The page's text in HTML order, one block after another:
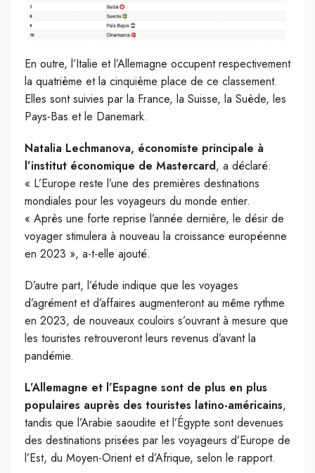
En outre, l’Italie et l’Allemagne occupent respectivement
la quatrième et la cinquième place de ce classement.
Elles sont suivies par la France, la Suisse, la Suède, les
Pays-Bas et le Danemark.
Natalia Lechmanova, économiste principale à
l’institut économique de Mastercard, a déclaré:
« L’Europe reste l’une des premières destinations
mondiales pour les voyageurs du monde entier.
« Après une forte reprise l’année dernière, le désir de
voyager stimulera à nouveau la croissance européenne
en 2023 », a-t-elle ajouté.
D’autre part, l’étude indique que les voyages
d’agrément et d’affaires augmenteront au même rythme
en 2023, de nouveaux couloirs s’ouvrant à mesure que
les touristes retrouveront leurs revenus d’avant la
pandémie.
L’Allemagne et l’Espagne sont de plus en plus
populaires auprès des touristes latino-américains,
tandis que l’Arabie saoudite et l’Égypte sont devenues
des destinations prisées par les voyageurs d’Europe de
l’Est, du Moyen-Orient et d’Afrique, selon le rapport.